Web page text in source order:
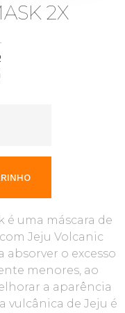
2X
é uma máscara de
Jeju Volcanic
absorver o excesso
menores, ao
a aparência
vulcânica de Jeju é